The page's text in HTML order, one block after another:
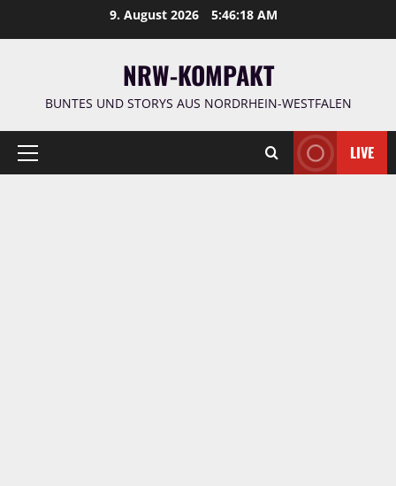
9. August 2026 5:46:19 AM
NRW-KOMPAKT
BUNTES UND STORYS AUS NORDRHEIN-WESTFALEN
Primäres
LIVE